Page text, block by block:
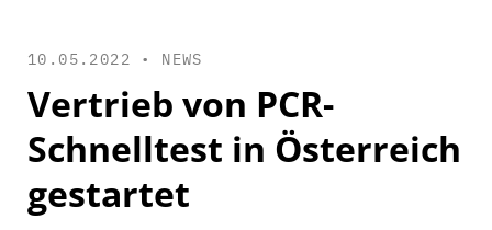
10.05.2022 • NEWS
Vertrieb von PCR-
Schnelltest in Österreich
gestartet